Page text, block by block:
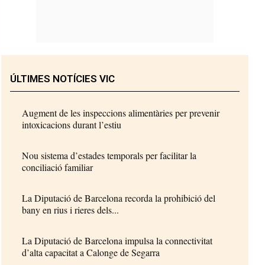
ÚLTIMES NOTÍCIES VIC
Augment de les inspeccions alimentàries per prevenir
intoxicacions durant l’estiu
Nou sistema d’estades temporals per facilitar la
conciliació familiar
La Diputació de Barcelona recorda la prohibició del
bany en rius i rieres dels...
La Diputació de Barcelona impulsa la connectivitat
d’alta capacitat a Calonge de Segarra